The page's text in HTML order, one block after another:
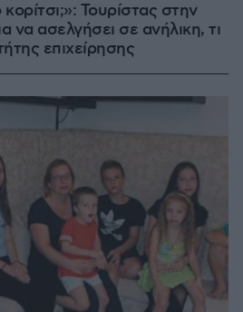
Τουρίστας στην
να ασελγήσει σε ανήλικη, τι
επιχείρησης